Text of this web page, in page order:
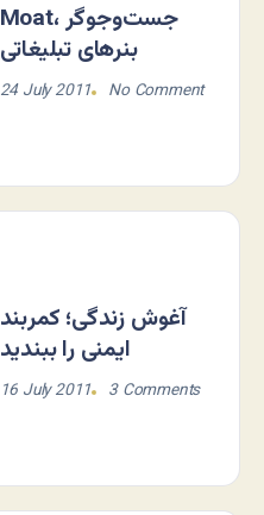
Moat، جست‌وجوگر
بنرهای تبلیغاتی
24 July 2011 No Comment
آغوش زندگی؛ کمربند
ایمنی را ببندید
16 July 2011 3 Comments